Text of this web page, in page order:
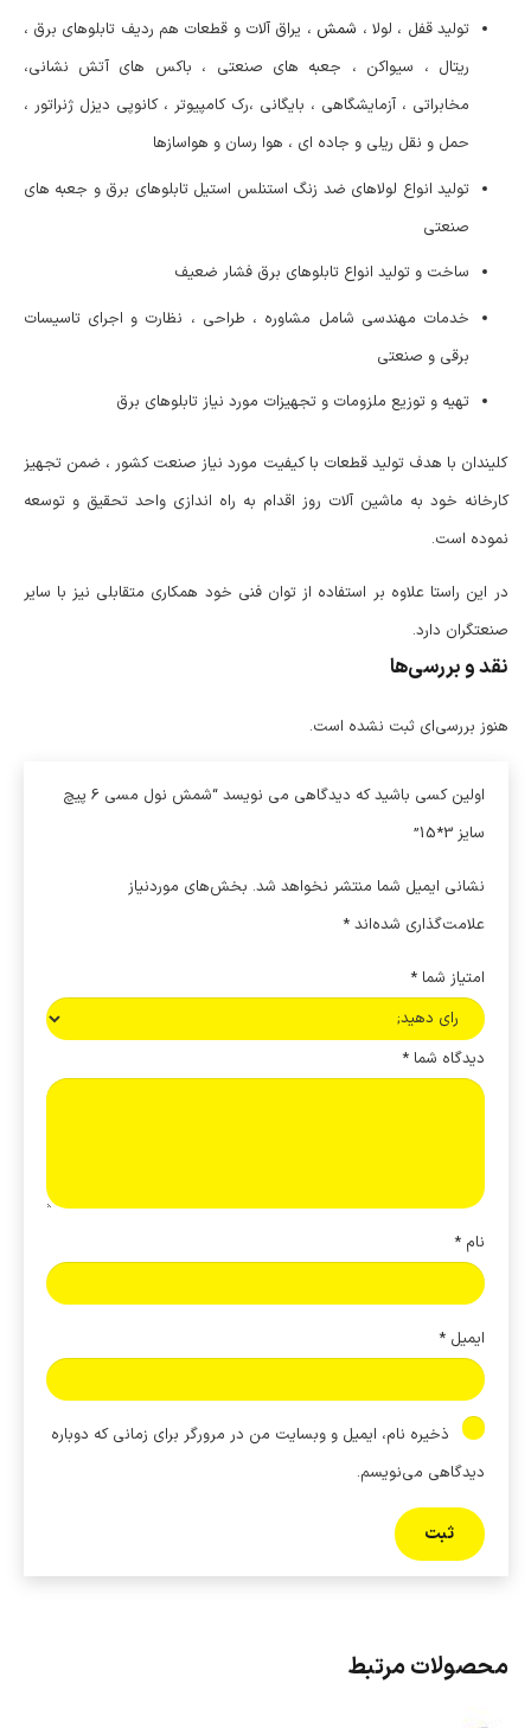
تولید قفل ، لولا ، شمش ، یراق آلات و قطعات هم ردیف تابلوهای برق ،
ریتال ، سیواکن ، جعبه های صنعتی ، باکس های آتش نشانی،
مخابراتی ، آزمایشگاهی ، بایگانی ،رک کامپیوتر ، کانوپی دیزل ژنراتور ،
حمل و نقل ریلی و جاده ای ، هوا رسان و هواسازها
تولید انواع لولاهای ضد زنگ استنلس استیل تابلوهای برق و جعبه های
صنعتی
ساخت و تولید انواع تابلوهای برق فشار ضعیف
خدمات مهندسی شامل مشاوره ، طراحی ، نظارت و اجرای تاسیسات
برقی و صنعتی
تهیه و توزیع ملزومات و تجهیزات مورد نیاز تابلوهای برق
کلیندان با هدف تولید قطعات با کیفیت مورد نیاز صنعت کشور ، ضمن تجهیز
کارخانه خود به ماشین آلات روز اقدام به راه اندازی واحد تحقیق و توسعه
نموده است.
در این راستا علاوه بر استفاده از توان فنی خود همکاری متقابلی نیز با سایر
صنعتگران دارد.
نقد و بررسی‌ها
هنوز بررسی‌ای ثبت نشده است.
اولین کسی باشید که دیدگاهی می نویسد “شمش نول مسی 6 پیچ
سایز 3*15”
نشانی ایمیل شما منتشر نخواهد شد. بخش‌های موردنیاز
علامت‌گذاری شده‌اند *
امتیاز شما *
دیدگاه شما *
نام *
ایمیل *
ذخیره نام، ایمیل و وبسایت من در مرورگر برای زمانی که دوباره
دیدگاهی می‌نویسم.
محصولات مرتبط